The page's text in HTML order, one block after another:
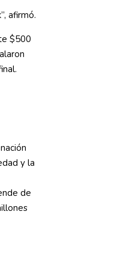
afirmó.
$500
y la
de